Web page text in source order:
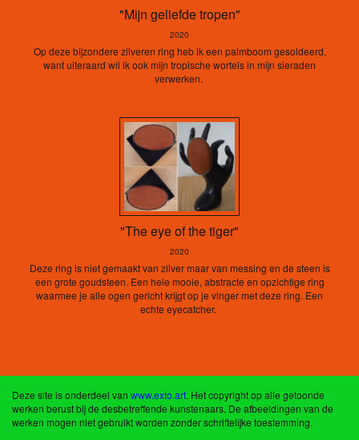
"Mijn geliefde tropen"
2020
Op deze bijzondere zilveren ring heb ik een palmboom gesoldeerd,
want uiteraard wil ik ook mijn tropische wortels in mijn sieraden
verwerken.
"The eye of the tiger"
2020
Deze ring is niet gemaakt van zilver maar van messing en de steen is
een grote goudsteen. Een hele mooie, abstracte en opzichtige ring
waarmee je alle ogen gericht krijgt op je vinger met deze ring. Een
echte eyecatcher.
Deze site is onderdeel van www.exto.art. Het copyright op alle getoonde
werken berust bij de desbetreffende kunstenaars. De afbeeldingen van de
werken mogen niet gebruikt worden zonder schriftelijke toestemming.